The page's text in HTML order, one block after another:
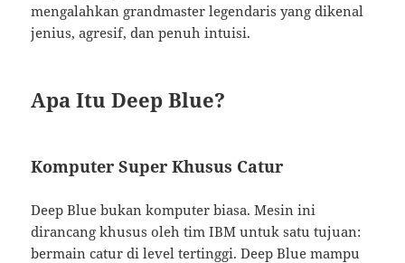
mengalahkan grandmaster legendaris yang dikenal
jenius, agresif, dan penuh intuisi.
Apa Itu Deep Blue?
Komputer Super Khusus Catur
Deep Blue bukan komputer biasa. Mesin ini
dirancang khusus oleh tim IBM untuk satu tujuan:
bermain catur di level tertinggi. Deep Blue mampu